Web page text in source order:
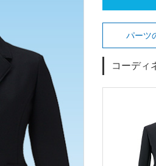
パーツ
コーディ